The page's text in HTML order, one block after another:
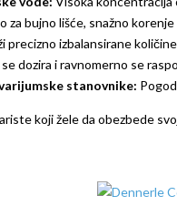
za bujno lišće, snažno
precizno izbalansirane
se dozira i ravnomerno se
stanovnike:
koji žele da obezbede